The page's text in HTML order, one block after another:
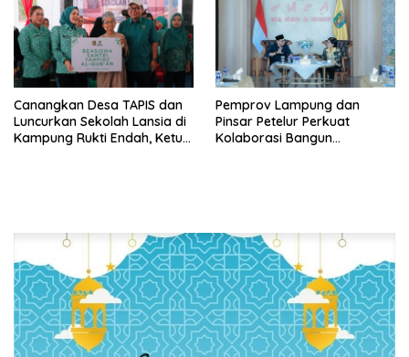
Canangkan Desa TAPIS dan
Luncurkan Sekolah Lansia di
Kampung Rukti Endah, Ketua
Pemprov Lampung dan
Pinsar Petelur Perkuat
Kolaborasi Bangun